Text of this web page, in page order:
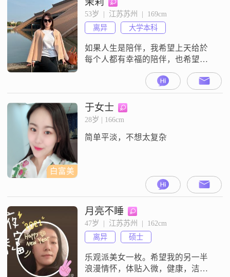
53岁  |  江苏苏州  |  169cm
离异
大学本科
如果人生是陪伴，我希望上天给於
每个人都有幸福的陪伴，也希望大
家好好把握和珍惜属于自己的另一
半！ 把祝福送给所有真正寻找幸福
的人！.请做投资行业人士勿
扰！！！
白富美
于女士
28岁 | 166cm
简单平淡，不想太复杂
月亮不睡
47岁  |  江苏苏州  |  162cm
离异
硕士
乐观派美女一枚。希望我的另一半
浪漫情怀，体贴入微，健康，洁身